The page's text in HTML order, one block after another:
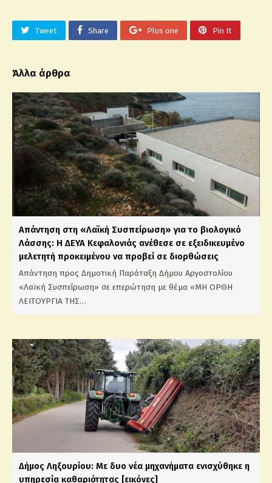
Tweet Share Plus one Pin It
Άλλα άρθρα
Απάντηση στη «Λαϊκή Συσπείρωση» για το βιολογικό
Λάσσης: Η ΔΕΥΑ Κεφαλονιάς ανέθεσε σε εξειδικευμένο
μελετητή προκειμένου να προβεί σε διορθώσεις
Απάντηση προς Δημοτική Παράταξη Δήμου Αργοστολίου
«Λαϊκή Συσπείρωση» σε επερώτηση με θέμα «ΜΗ ΟΡΘΗ
ΛΕΙΤΟΥΡΓΙΑ ΤΗΣ…
Δήμος Ληξουρίου: Με δυο νέα μηχανήματα ενισχύθηκε η
υπηρεσία καθαριότητας [εικόνες]